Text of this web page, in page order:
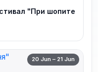
"При шопите
20 Jun – 21 Jun